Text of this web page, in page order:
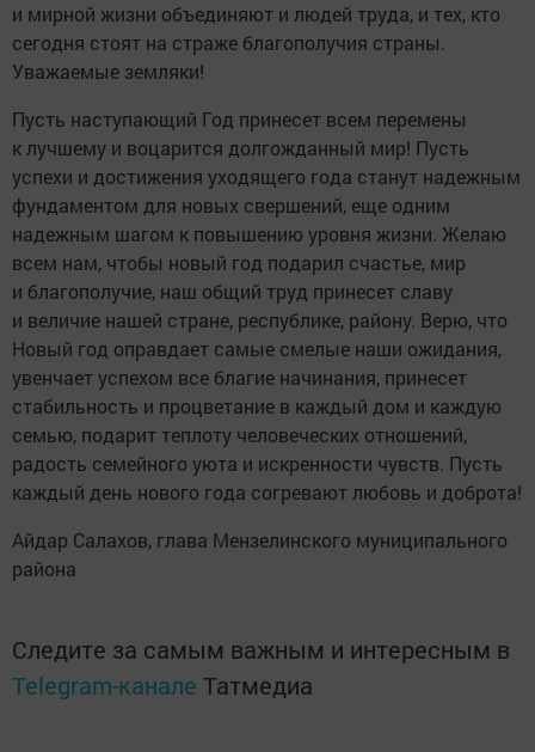
и мирной жизни объединяют и людей труда, и тех, кто
сегодня стоят на страже благополучия страны.
Уважаемые земляки!
Пусть наступающий Год принесет всем перемены
к лучшему и воцарится долгожданный мир! Пусть
успехи и достижения уходящего года станут надежным
фундаментом для новых свершений, еще одним
надежным шагом к повышению уровня жизни. Желаю
всем нам, чтобы новый год подарил счастье, мир
и благополучие, наш общий труд принесет славу
и величие нашей стране, республике, району. Верю, что
Новый год оправдает самые смелые наши ожидания,
увенчает успехом все благие начинания, принесет
стабильность и процветание в каждый дом и каждую
семью, подарит теплоту человеческих отношений,
радость семейного уюта и искренности чувств. Пусть
каждый день нового года согревают любовь и доброта!
Айдар Салахов, глава Мензелинского муниципального
района
Следите за самым важным и интересным в
Telegram-канале Татмедиа